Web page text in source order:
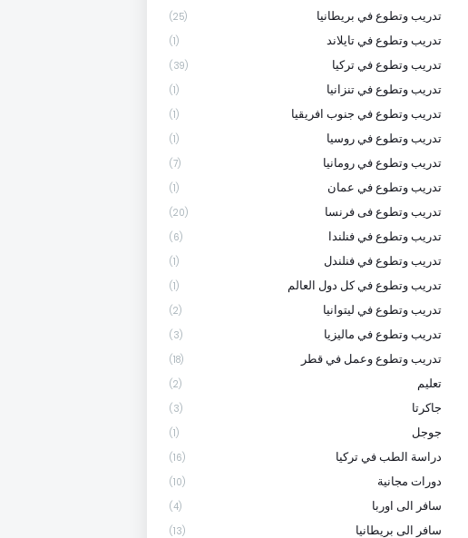
تدريب وتطوع في بريطانيا (25)
تدريب وتطوع في تايلاند (1)
تدريب وتطوع في تركيا (39)
تدريب وتطوع في تنزانيا (1)
تدريب وتطوع في جنوب افريقيا (1)
تدريب وتطوع في روسيا (1)
تدريب وتطوع في رومانيا (7)
تدريب وتطوع في عمان (1)
تدريب وتطوع فى فرنسا (20)
تدريب وتطوع في فنلندا (6)
تدريب وتطوع في فنلندل (1)
تدريب وتطوع في كل دول العالم (1)
تدريب وتطوع في ليتوانيا (2)
تدريب وتطوع في ماليزيا (3)
تدريب وتطوع وعمل في قطر (18)
تعليم (2)
جاكرتا (3)
جوجل (1)
دراسة الطب في تركيا (16)
دورات مجانية (10)
سافر الى اوربا (4)
سافر الى بريطانيا (13)